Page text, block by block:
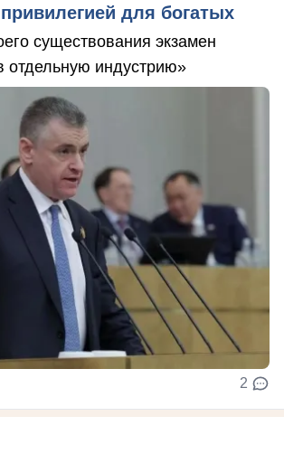
для богатых
существования экзамен
отдельную индустрию»
2